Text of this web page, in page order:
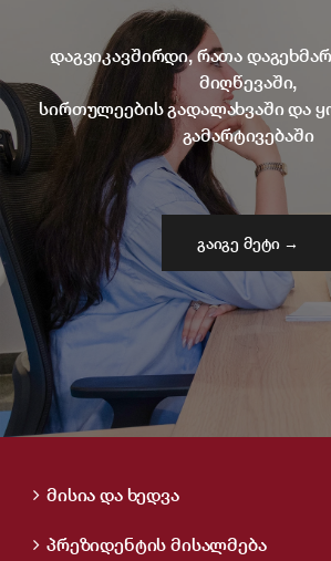
დაგვიკავშირდი, რათა
მიღწევაში,
სირთულეების გადალახვაში და
გამარტივებაში
გაიგე მეტი →
მისია და ხედვა
პრეზიდენტის მისალმება